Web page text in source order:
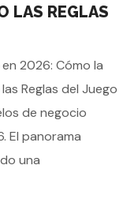
LAS REGLAS
2026: Cómo la
Reglas del Juego
de negocio
El panorama
una